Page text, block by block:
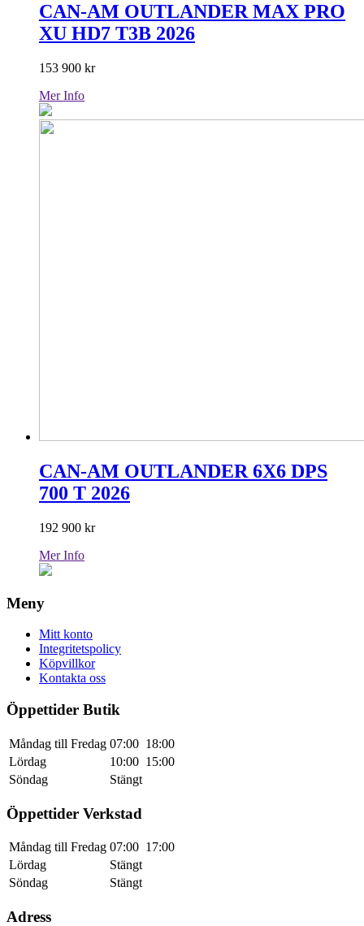
CAN-AM OUTLANDER MAX PRO
XU HD7 T3B 2026
153 900 kr
Mer Info
CAN-AM OUTLANDER 6X6 DPS
700 T 2026
192 900 kr
Mer Info
Meny
Mitt konto
Integritetspolicy
Köpvillkor
Kontakta oss
Öppettider Butik
Måndag till Fredag 07:00 18:00
Lördag
10:00 15:00
Söndag
Stängt
Öppettider Verkstad
Måndag till Fredag 07:00 17:00
Lördag
Stängt
Söndag
Stängt
Adress